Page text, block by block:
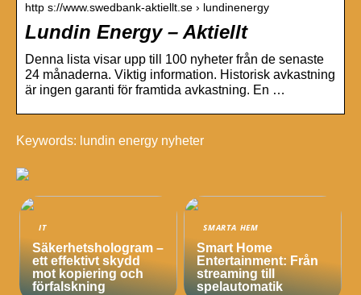
http s://www.swedbank-aktiellt.se › lundinenergy
Lundin Energy – Aktiellt
Denna lista visar upp till 100 nyheter från de senaste
24 månaderna. Viktig information. Historisk avkastning
är ingen garanti för framtida avkastning. En …
Keywords: lundin energy nyheter
IT
Säkerhetshologram –
ett effektivt skydd
mot kopiering och
förfalskning
SMARTA HEM
Smart Home
Entertainment: Från
streaming till
spelautomatik